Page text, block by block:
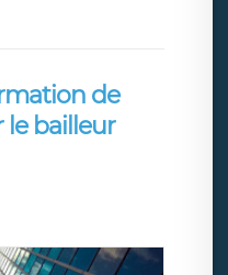
de
le bailleur